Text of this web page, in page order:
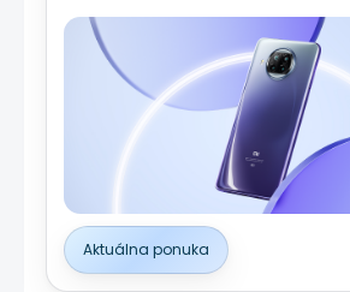
Aktuálna ponuka